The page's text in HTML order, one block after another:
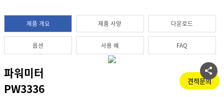
파워미터
PW3336
견적문의
제품 개요 제품 사양 다운로드
옵션 사용 예 FAQ